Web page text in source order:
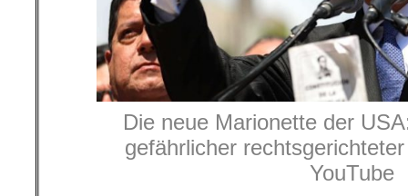
Die neue Marionette der
gefährlicher
YouTube